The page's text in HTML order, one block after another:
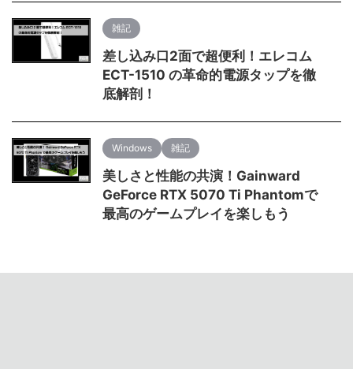
雑記
差し込み口2面で超便利！エレコム
ECT-1510 の革命的電源タップを徹
底解剖！
Windows 雑記
美しさと性能の共演！Gainward
GeForce RTX 5070 Ti Phantomで
最高のゲームプレイを楽しもう